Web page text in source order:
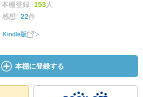
本棚登録: 153人
感想: 22件
Kindle版
本棚に登録する